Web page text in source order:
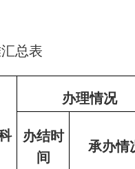
总表
办理情况
办结时
间
承办情